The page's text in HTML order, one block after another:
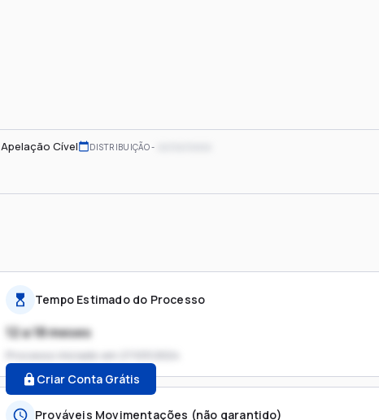
Apelação Cível DISTRIBUIÇÃO
Tempo Estimado do Processo
12 a 18 meses
Processo iniciado em
Criar Conta Grátis
Prováveis Movimentações (não garantido)